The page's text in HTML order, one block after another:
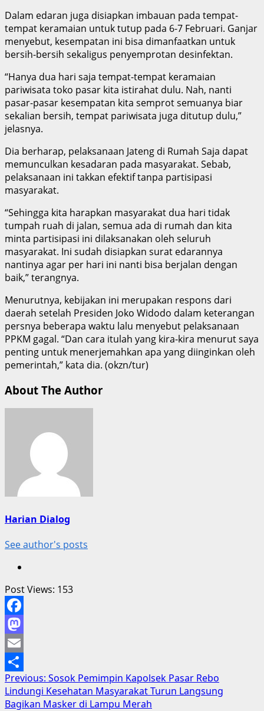
Dalam edaran juga disiapkan imbauan pada tempat-
tempat keramaian untuk tutup pada 6-7 Februari. Ganjar
menyebut, kesempatan ini bisa dimanfaatkan untuk
bersih-bersih sekaligus penyemprotan desinfektan.
“Hanya dua hari saja tempat-tempat keramaian
pariwisata toko pasar kita istirahat dulu. Nah, nanti
pasar-pasar kesempatan kita semprot semuanya biar
sekalian bersih, tempat pariwisata juga ditutup dulu,”
jelasnya.
Dia berharap, pelaksanaan Jateng di Rumah Saja dapat
memunculkan kesadaran pada masyarakat. Sebab,
pelaksanaan ini takkan efektif tanpa partisipasi
masyarakat.
“Sehingga kita harapkan masyarakat dua hari tidak
tumpah ruah di jalan, semua ada di rumah dan kita
minta partisipasi ini dilaksanakan oleh seluruh
masyarakat. Ini sudah disiapkan surat edarannya
nantinya agar per hari ini nanti bisa berjalan dengan
baik,” terangnya.
Menurutnya, kebijakan ini merupakan respons dari
daerah setelah Presiden Joko Widodo dalam keterangan
persnya beberapa waktu lalu menyebut pelaksanaan
PPKM gagal. “Dan cara itulah yang kira-kira menurut saya
penting untuk menerjemahkan apa yang diinginkan oleh
pemerintah,” kata dia. (okzn/tur)
About The Author
Harian Dialog
See author's posts
Post Views: 153
Facebook
Mastodon
Email
Share
Post
navigation
Previous: Sosok Pemimpin Kapolsek Pasar Rebo
Lindungi Kesehatan Masyarakat Turun Langsung
Bagikan Masker di Lampu Merah